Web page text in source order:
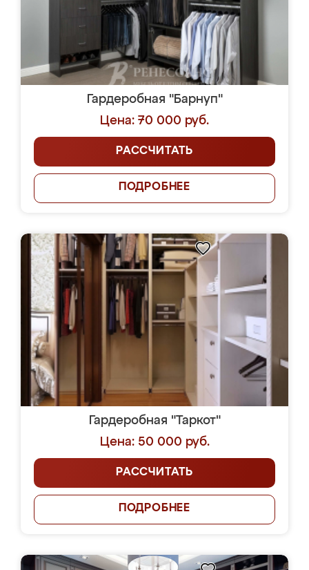
Гардеробная "Барнуп"
Цена: 70 000 руб.
РАССЧИТАТЬ
ПОДРОБНЕЕ
Гардеробная "Таркот"
Цена: 50 000 руб.
РАССЧИТАТЬ
ПОДРОБНЕЕ